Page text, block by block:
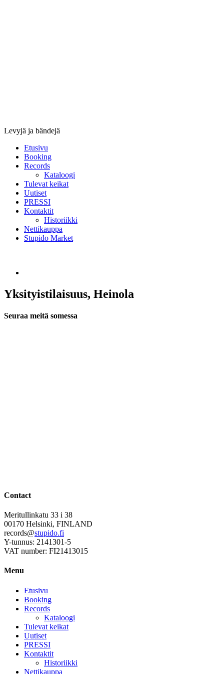
Levyjä ja bändejä
Etusivu
Booking
Records
Kataloogi
Tulevat keikat
Uutiset
PRESSI
Kontaktit
Historiikki
Nettikauppa
Stupido Market
Yksityistilaisuus, Heinola
Seuraa meitä somessa
Contact
Meritullinkatu 33 i 38
00170 Helsinki, FINLAND
records@stupido.fi
Y-tunnus: 2141301-5
VAT number: FI21413015
Menu
Etusivu
Booking
Records
Kataloogi
Tulevat keikat
Uutiset
PRESSI
Kontaktit
Historiikki
Nettikauppa